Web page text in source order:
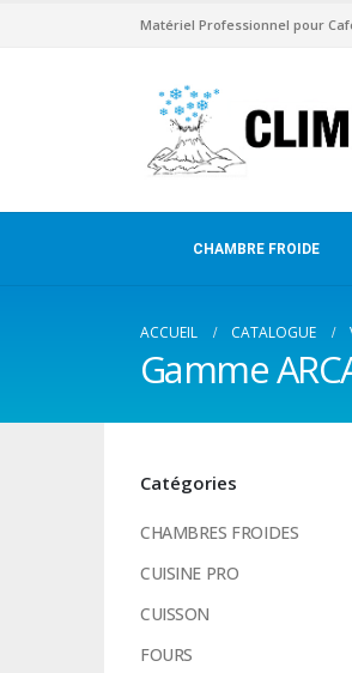
Matériel Professionnel pour
CHAMBRE FROIDE
ACCUEIL CATALOGUE
Gamme
Catégories
CHAMBRES FROIDES
CUISINE PRO
CUISSON
FOURS